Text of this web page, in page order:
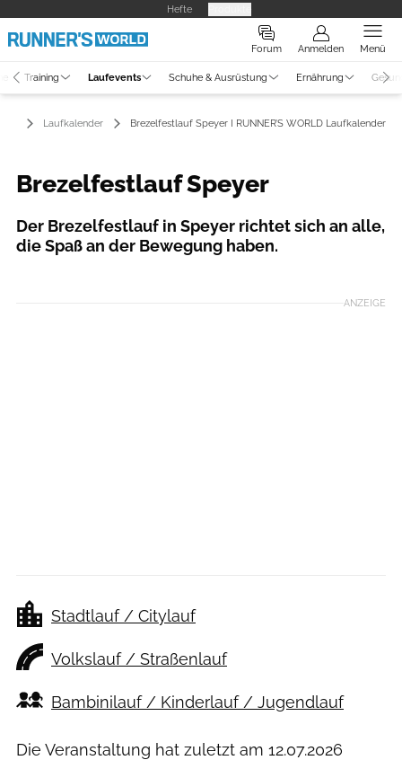
Hefte
Forum Anmelden Menü
Training Laufevents Schuhe & Ausrüstung Ernährung
Laufkalender Brezelfestlauf Speyer I RUNNER’S WORLD Laufkalender
Brezelfestlauf Speyer
Der Brezelfestlauf in Speyer richtet sich an alle,
die Spaß an der Bewegung haben.
ANZEIGE
Stadtlauf / Citylauf
Volkslauf / Straßenlauf
Bambinilauf / Kinderlauf / Jugendlauf
Die Veranstaltung hat zuletzt am 12.07.2026